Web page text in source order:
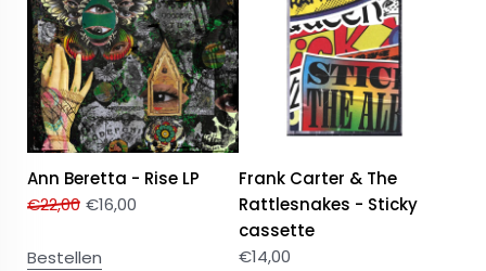
Ann Beretta - Rise LP
€22,00 €16,00
Bestellen
Frank Carter & The
Rattlesnakes - Sticky
cassette
€14,00